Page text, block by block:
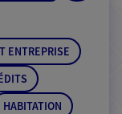
ENTREPRISE
HABITATION